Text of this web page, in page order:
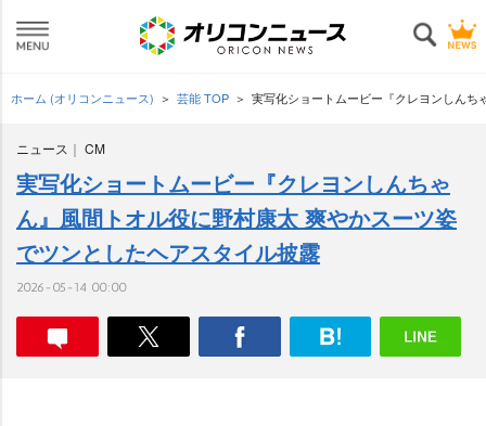
ホーム (オリコンニュース) 芸能 TOP 実写化ショートムービー『クレヨンしん
ニュース CM
実写化ショートムービー『クレヨンしんちゃ
ん』風間トオル役に野村康太 爽やかスーツ姿
でツンとしたヘアスタイル披露
2026-05-14 00:00